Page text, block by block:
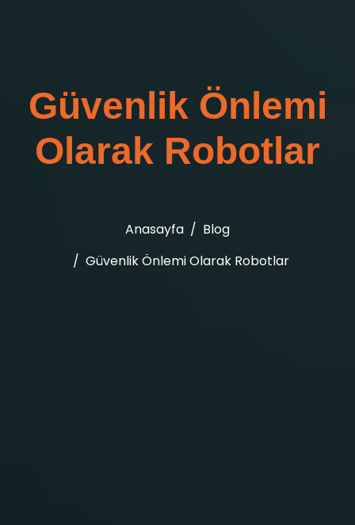
Güvenlik Önlemi
Olarak Robotlar
Anasayfa
Blog
Güvenlik Önlemi Olarak Robotlar